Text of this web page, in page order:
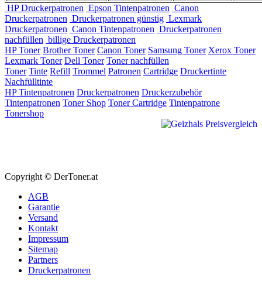
HP Druckerpatronen Epson Tintenpatronen Canon
Druckerpatronen Druckerpatronen günstig Lexmark
Druckerpatronen Canon Tintenpatronen Druckerpatronen
nachfüllen billige Druckerpatronen
HP Toner Brother Toner Canon Toner Samsung Toner Xerox Toner
Lexmark Toner Dell Toner Toner nachfüllen
Toner Tinte Refill Trommel Patronen Cartridge Druckertinte
Nachfülltinte
HP Tintenpatronen Druckerpatronen Druckerzubehör
Tintenpatronen Toner Shop Toner Cartridge Tintenpatrone
Tonershop
Copyright © DerToner.at
AGB
Garantie
Versand
Kontakt
Impressum
Sitemap
Partners
Druckerpatronen